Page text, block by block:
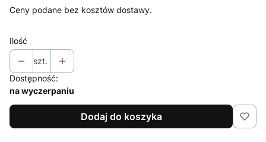
Ceny podane bez kosztów dostawy.
Ilość
szt.
Dostępność:
na wyczerpaniu
Dodaj do koszyka